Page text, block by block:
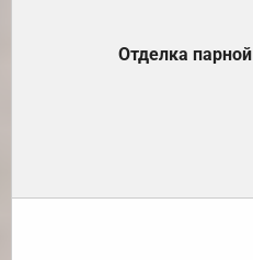
Отделка парной